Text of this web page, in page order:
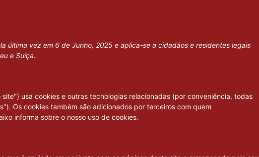
última vez em 6 de Junho, 2025 e aplica-se a cidadãos e residentes legais
e Suíça.
site") usa cookies e outras tecnologias relacionadas (por conveniência, todas
Os cookies também são adicionados por terceiros com quem
informa sobre o nosso uso de cookies.